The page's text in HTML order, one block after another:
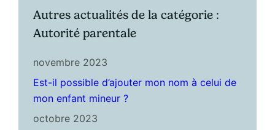
Autres actualités de la catégorie :
Autorité parentale
novembre 2023
Est-il possible d’ajouter mon nom à celui de
mon enfant mineur ?
octobre 2023